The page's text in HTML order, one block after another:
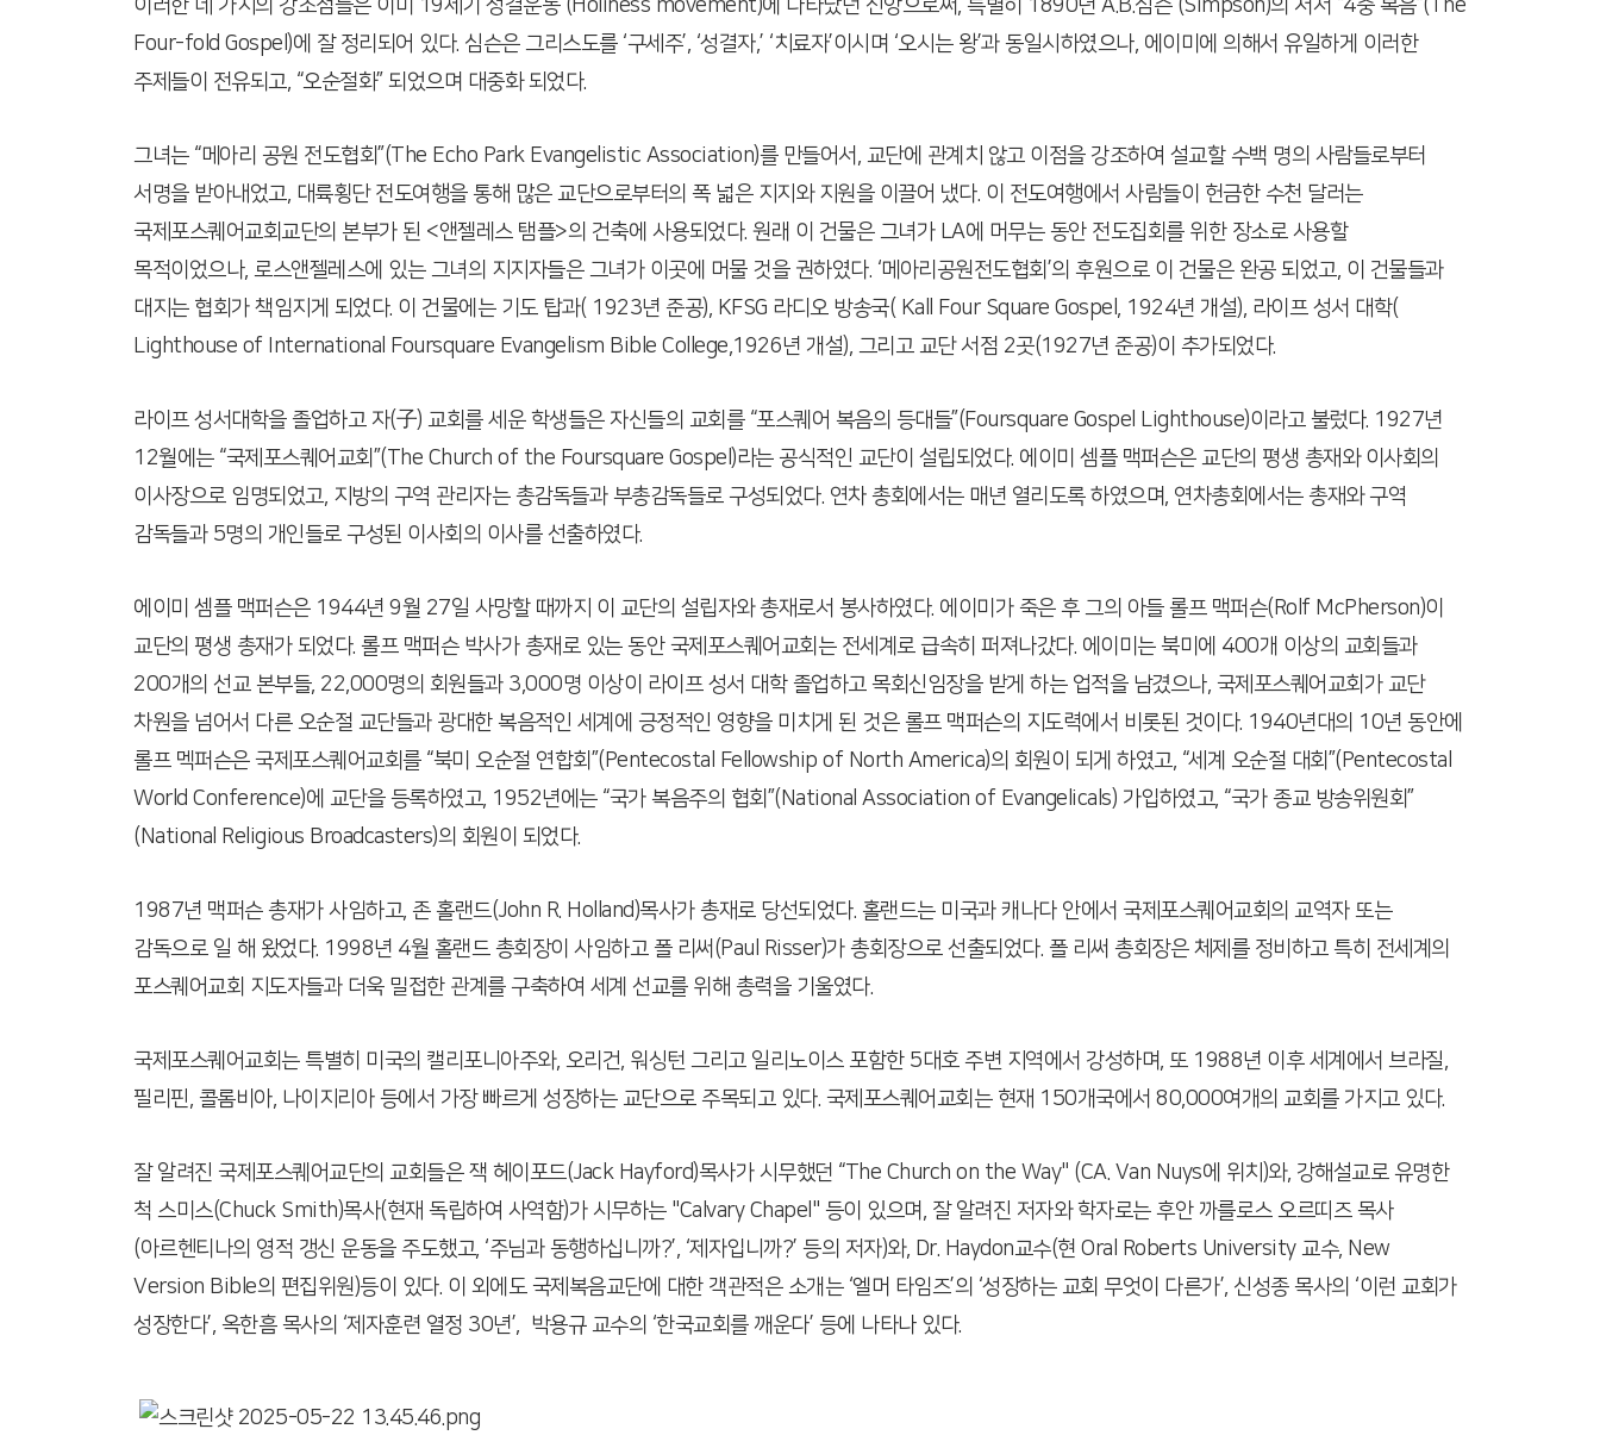
이러한 네 가지의 강조점들은 이미 19세기 성결운동 (Holiness movement)에 나타났던 신앙으로써, 특별히 1890년 A.B.심슨 (Simpson)의 저서 “4중 복음”(The
Four-fold Gospel)에 잘 정리되어 있다. 심슨은 그리스도를 ‘구세주’, ‘성결자,’ ‘치료자’이시며 ‘오시는 왕’과 동일시하였으나, 에이미에 의해서 유일하게 이러한
주제들이 전유되고, “오순절화” 되었으며 대중화 되었다.
그녀는 “메아리 공원 전도협회”(The Echo Park Evangelistic Association)를 만들어서, 교단에 관계치 않고 이점을 강조하여 설교할 수백 명의 사람들로부터
서명을 받아내었고, 대륙횡단 전도여행을 통해 많은 교단으로부터의 폭 넓은 지지와 지원을 이끌어 냈다. 이 전도여행에서 사람들이 헌금한 수천 달러는
국제포스퀘어교회교단의 본부가 된 <앤젤레스 탬플>의 건축에 사용되었다. 원래 이 건물은 그녀가 LA에 머무는 동안 전도집회를 위한 장소로 사용할
목적이었으나, 로스앤젤레스에 있는 그녀의 지지자들은 그녀가 이곳에 머물 것을 권하였다. ‘메아리공원전도협회’의 후원으로 이 건물은 완공 되었고, 이 건물들과
대지는 협회가 책임지게 되었다. 이 건물에는 기도 탑과( 1923년 준공), KFSG 라디오 방송국( Kall Four Square Gospel, 1924년 개설), 라이프 성서 대학(
Lighthouse of International Foursquare Evangelism Bible College,1926년 개설), 그리고 교단 서점 2곳(1927년 준공)이 추가되었다.
라이프 성서대학을 졸업하고 자(子) 교회를 세운 학생들은 자신들의 교회를 “포스퀘어 복음의 등대들”(Foursquare Gospel Lighthouse)이라고 불렀다. 1927년
12월에는 “국제포스퀘어교회”(The Church of the Foursquare Gospel)라는 공식적인 교단이 설립되었다. 에이미 셈플 맥퍼슨은 교단의 평생 총재와 이사회의
이사장으로 임명되었고, 지방의 구역 관리자는 총감독들과 부총감독들로 구성되었다. 연차 총회에서는 매년 열리도록 하였으며, 연차총회에서는 총재와 구역
감독들과 5명의 개인들로 구성된 이사회의 이사를 선출하였다.
에이미 셈플 맥퍼슨은 1944년 9월 27일 사망할 때까지 이 교단의 설립자와 총재로서 봉사하였다. 에이미가 죽은 후 그의 아들 롤프 맥퍼슨(Rolf McPherson)이
교단의 평생 총재가 되었다. 롤프 맥퍼슨 박사가 총재로 있는 동안 국제포스퀘어교회는 전세계로 급속히 퍼져나갔다. 에이미는 북미에 400개 이상의 교회들과
200개의 선교 본부들, 22,000명의 회원들과 3,000명 이상이 라이프 성서 대학 졸업하고 목회신임장을 받게 하는 업적을 남겼으나, 국제포스퀘어교회가 교단
차원을 넘어서 다른 오순절 교단들과 광대한 복음적인 세계에 긍정적인 영향을 미치게 된 것은 롤프 맥퍼슨의 지도력에서 비롯된 것이다. 1940년대의 10년 동안에
롤프 멕퍼슨은 국제포스퀘어교회를 “북미 오순절 연합회”(Pentecostal Fellowship of North America)의 회원이 되게 하였고, “세계 오순절 대회”(Pentecostal
World Conference)에 교단을 등록하였고, 1952년에는 “국가 복음주의 협회”(National Association of Evangelicals) 가입하였고, “국가 종교 방송위원회”
(National Religious Broadcasters)의 회원이 되었다.
1987년 맥퍼슨 총재가 사임하고, 존 홀랜드(John R. Holland)목사가 총재로 당선되었다. 홀랜드는 미국과 캐나다 안에서 국제포스퀘어교회의 교역자 또는
감독으로 일 해 왔었다. 1998년 4월 홀랜드 총회장이 사임하고 폴 리써(Paul Risser)가 총회장으로 선출되었다. 폴 리써 총회장은 체제를 정비하고 특히 전세계의
포스퀘어교회 지도자들과 더욱 밀접한 관계를 구축하여 세계 선교를 위해 총력을 기울였다.
국제포스퀘어교회는 특별히 미국의 캘리포니아주와, 오리건, 워싱턴 그리고 일리노이스 포함한 5대호 주변 지역에서 강성하며, 또 1988년 이후 세계에서 브라질,
필리핀, 콜롬비아, 나이지리아 등에서 가장 빠르게 성장하는 교단으로 주목되고 있다. 국제포스퀘어교회는 현재 150개국에서 80,000여개의 교회를 가지고 있다.
잘 알려진 국제포스퀘어교단의 교회들은 잭 헤이포드(Jack Hayford)목사가 시무했던 “The Church on the Way" (CA. Van Nuys에 위치)와, 강해설교로 유명한
척 스미스(Chuck Smith)목사(현재 독립하여 사역함)가 시무하는 "Calvary Chapel" 등이 있으며, 잘 알려진 저자와 학자로는 후안 까를로스 오르띠즈 목사
(아르헨티나의 영적 갱신 운동을 주도했고, ‘주님과 동행하십니까?’, ‘제자입니까?’ 등의 저자)와, Dr. Haydon교수(현 Oral Roberts University 교수, New
Version Bible의 편집위원)등이 있다. 이 외에도 국제복음교단에 대한 객관적은 소개는 ‘엘머 타임즈’의 ‘성장하는 교회 무엇이 다른가’, 신성종 목사의 ‘이런 교회가
성장한다’, 옥한흠 목사의 ‘제자훈련 열정 30년’, 박용규 교수의 ‘한국교회를 깨운다’ 등에 나타나 있다.